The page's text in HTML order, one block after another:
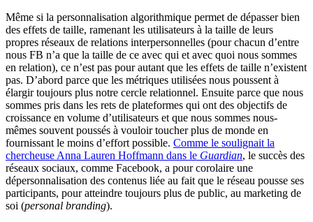
Même si la personnalisation algorithmique permet de dépasser bien
des effets de taille, ramenant les utilisateurs à la taille de leurs
propres réseaux de relations interpersonnelles (pour chacun d’entre
nous FB n’a que la taille de ce avec qui et avec quoi nous sommes
en relation), ce n’est pas pour autant que les effets de taille n’existent
pas. D’abord parce que les métriques utilisées nous poussent à
élargir toujours plus notre cercle relationnel. Ensuite parce que nous
sommes pris dans les rets de plateformes qui ont des objectifs de
croissance en volume d’utilisateurs et que nous sommes nous-
mêmes souvent poussés à vouloir toucher plus de monde en
fournissant le moins d’effort possible. Comme le soulignait la
chercheuse Anna Lauren Hoffmann dans le Guardian, le succès des
réseaux sociaux, comme Facebook, a pour corolaire une
dépersonnalisation des contenus liée au fait que le réseau pousse ses
participants, pour atteindre toujours plus de public, au marketing de
soi (personal branding).